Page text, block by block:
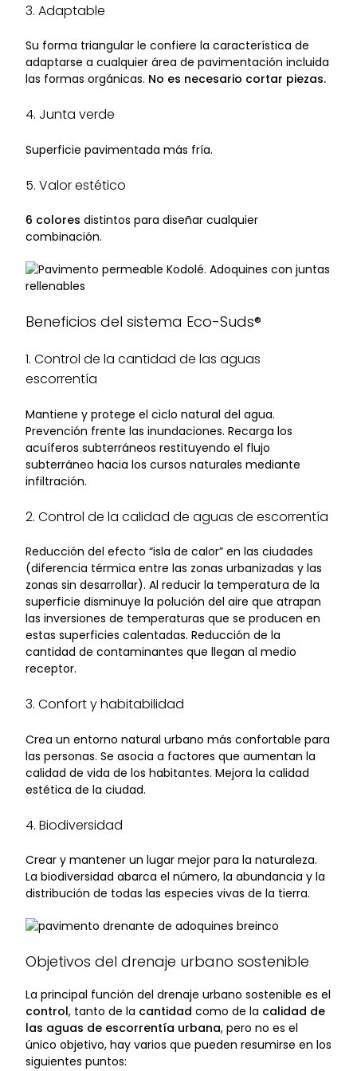
3. Adaptable
Su forma triangular le confiere la característica de
adaptarse a cualquier área de pavimentación incluida
las formas orgánicas. No es necesario cortar piezas.
4. Junta verde
Superficie pavimentada más fría.
5. Valor estético
6 colores distintos para diseñar cualquier
combinación.
Beneficios del sistema Eco-Suds®
1. Control de la cantidad de las aguas
escorrentía
Mantiene y protege el ciclo natural del agua.
Prevención frente las inundaciones. Recarga los
acuíferos subterráneos restituyendo el flujo
subterráneo hacia los cursos naturales mediante
infiltración.
2. Control de la calidad de aguas de escorrentía
Reducción del efecto “isla de calor” en las ciudades
(diferencia térmica entre las zonas urbanizadas y las
zonas sin desarrollar). Al reducir la temperatura de la
superficie disminuye la polución del aire que atrapan
las inversiones de temperaturas que se producen en
estas superficies calentadas. Reducción de la
cantidad de contaminantes que llegan al medio
receptor.
3. Confort y habitabilidad
Crea un entorno natural urbano más confortable para
las personas. Se asocia a factores que aumentan la
calidad de vida de los habitantes. Mejora la calidad
estética de la ciudad.
4. Biodiversidad
Crear y mantener un lugar mejor para la naturaleza.
La biodiversidad abarca el número, la abundancia y la
distribución de todas las especies vivas de la tierra.
Objetivos del drenaje urbano sostenible
La principal función del drenaje urbano sostenible es el
control, tanto de la cantidad como de la calidad de
las aguas de escorrentía urbana, pero no es el
único objetivo, hay varios que pueden resumirse en los
siguientes puntos: